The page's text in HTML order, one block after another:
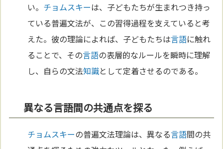
い。 チョムスキーは、子どもたちが生まれつき持っ
ている普遍文法が、この習得過程を支えていると考
えた。彼の理論によれば、子どもたちは言語に触れ
ることで、その言語の表層的なルールを瞬時に理解
し、自らの文法知識として定着させるのである。
異なる言語間の共通点を探る
チョムスキーの普遍文法理論は、異なる言語間の共